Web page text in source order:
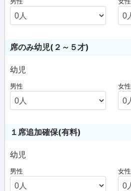
席のみ幼児(２～５才)
幼児
男性 女性
１席追加確保(有料)
幼児
男性 女性